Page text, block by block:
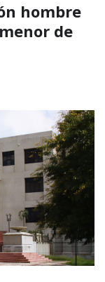
hombre
de